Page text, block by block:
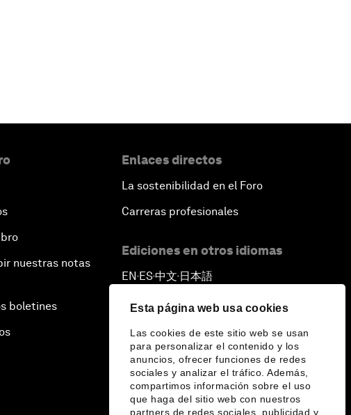
Esta página web usa cookies
Las cookies de este sitio web se usan
para personalizar el contenido y los
anuncios, ofrecer funciones de redes
sociales y analizar el tráfico. Además,
compartimos información sobre el uso
que haga del sitio web con nuestros
partners de redes sociales, publicidad y
nuestras notas
boletines
Enlaces directos
La sostenibilidad en el Foro
Carreras profesionales
Ediciones en otros idiomas
EN ▪ ES▪中文▪ 日本語